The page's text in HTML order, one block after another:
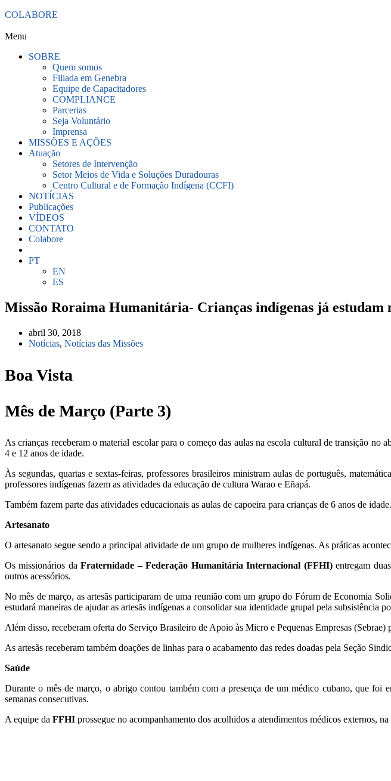
COLABORE
Menu
SOBRE
Quem somos
Filiada em Genebra
Equipe de Capacitadores
COMPLIANCE
Parcerias
Seja Voluntário
Imprensa
MISSÕES E AÇÕES
Atuação
Setores de Intervenção
Setor Meios de Vida e Soluções Duradouras
Centro Cultural e de Formação Indígena (CCFI)
NOTÍCIAS
Publicações
VÍDEOS
CONTATO
Colabore
PT
EN
ES
Missão Roraima Humanitária- Crianças indígenas já estudam
abril 30, 2018
Notícias, Notícias das Missões
Boa Vista
Mês de Março (Parte 3)
As crianças receberam o material escolar para o começo das aulas na escola cultural de transição
4 e 12 anos de idade.
Às segundas, quartas e sextas-feiras, professores brasileiros ministram aulas de português,
professores indígenas fazem as atividades da educação de cultura Warao e Eñapá.
Também fazem parte das atividades educacionais as aulas de capoeira para crianças de 6 anos de idade.
Artesanato
O artesanato segue sendo a principal atividade de um grupo de mulheres indígenas. As práticas
Os missionários daFraternidade – Federação Humanitária Internacional (FFHI)entregam
outros acessórios.
No mês de março, as artesãs participaram de uma reunião com um grupo do Fórum de Economia
estudará maneiras de ajudar as artesãs indígenas a consolidar sua identidade grupal pela subsistência
Além disso, receberam oferta do Serviço Brasileiro de Apoio às Micro e Pequenas Empresas
As artesãs receberam também doações de linhas para o acabamento das redes doadas pela Seção
Saúde
Durante o mês de março, o abrigo contou também com a presença de um médico cubano, que foi
semanas consecutivas.
A equipe da FFHI prossegue no acompanhamento dos acolhidos a atendimentos médicos externos,